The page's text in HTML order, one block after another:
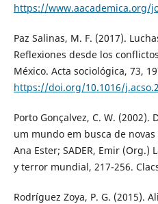
https://www.aacademica.org/
Paz Salinas, M. F. (2017).
Reflexiones desde los
México. Acta sociológica, 73,
https://doi.org/10.1016/
Porto Gonçalvez, C. W.
um mundo em busca de
Ana Ester; SADER, Emir
y terror mundial, 217-256.
Rodríguez Zoya, P. G. (2015).